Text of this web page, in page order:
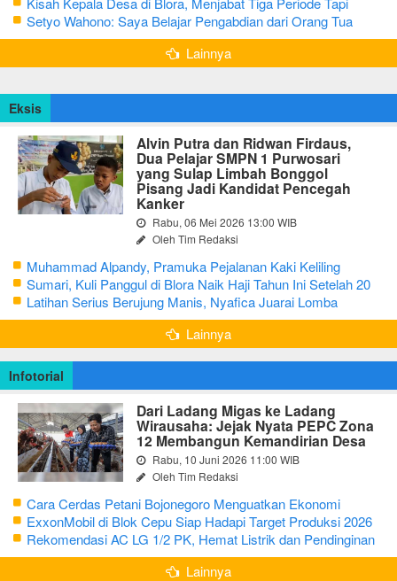
Masih Hidup Sederhana
Setyo Wahono: Saya Belajar Pengabdian dari Orang Tua
Lainnya
Eksis
Alvin Putra dan Ridwan Firdaus,
Dua Pelajar SMPN 1 Purwosari
yang Sulap Limbah Bonggol
Pisang Jadi Kandidat Pencegah
Kanker
Rabu, 06 Mei 2026 13:00 WIB
Oleh Tim Redaksi
Muhammad Alpandy, Pramuka Pejalanan Kaki Keliling
Nusantara dengan Misi Literasi Budaya
Sumari, Kuli Panggul di Blora Naik Haji Tahun Ini Setelah 20
Tahun Sisihkan Uang Receh
Latihan Serius Berujung Manis, Nyafica Juarai Lomba
Bertutur tentang Nilai Hidup Orang Samin
Lainnya
Infotorial
Dari Ladang Migas ke Ladang
Wirausaha: Jejak Nyata PEPC Zona
12 Membangun Kemandirian Desa
Rabu, 10 Juni 2026 11:00 WIB
Oleh Tim Redaksi
Cara Cerdas Petani Bojonegoro Menguatkan Ekonomi
Keluarga
ExxonMobil di Blok Cepu Siap Hadapi Target Produksi 2026
Rekomendasi AC LG 1/2 PK, Hemat Listrik dan Pendinginan
Maksimal
Lainnya